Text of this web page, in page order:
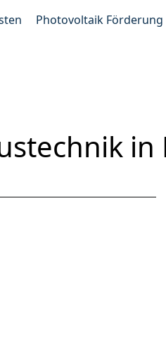
Photovoltaik Förderung
in